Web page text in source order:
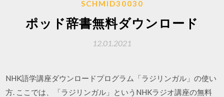
SCHMID30030
ポッド辞書無料ダウンロード
12.01.2021
NHK語学講座ダウンロードプログラム「ラジリンガル」の使い
方. ここでは、「ラジリンガル」というNHKラジオ講座の無料